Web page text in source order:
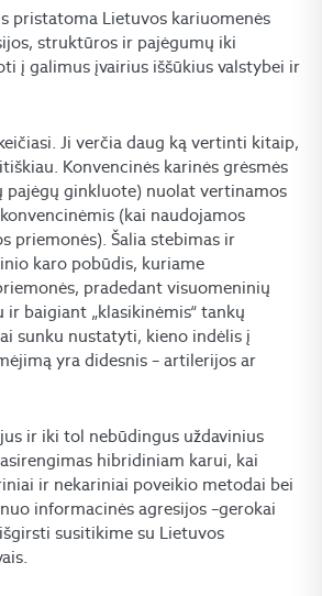
pristatoma Lietuvos kariuomenės
struktūros ir pajėgumų iki
į galimus įvairius iššūkius valstybei ir
Ji verčia daug ką vertinti kitaip,
Konvencinės karinės grėsmės
pajėgų ginkluote) nuolat vertinamos
(kai naudojamos
priemonės). Šalia stebimas ir
karo pobūdis, kuriame
pradedant visuomeninių
baigiant „klasikinėmis“ tankų
sunku nustatyti, kieno indėlis į
yra didesnis – artilerijos ar
ir iki tol nebūdingus uždavinius
hibridiniam karui, kai
ir nekariniai poveikio metodai bei
informacinės agresijos –gerokai
susitikime su Lietuvos